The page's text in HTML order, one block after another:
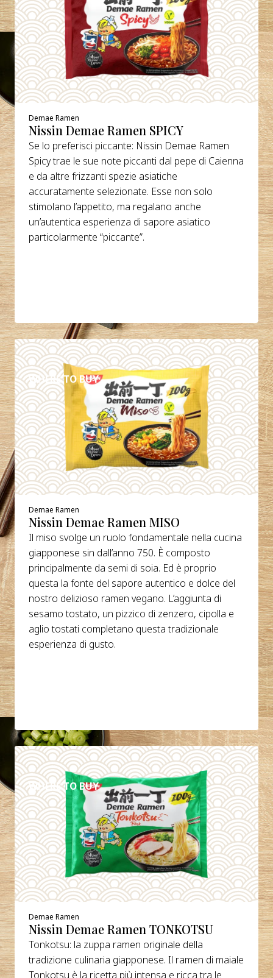
Demae Ramen
Nissin Demae Ramen SPICY
Se lo preferisci piccante: Nissin Demae Ramen
Spicy trae le sue note piccanti dal pepe di Caienna
e da altre frizzanti spezie asiatiche
accuratamente selezionate. Esse non solo
stimolano l’appetito, ma regalano anche
un’autentica esperienza di sapore asiatico
particolarmente “piccante”.
WHERE TO BUY
DETTAGLI
Demae Ramen
Nissin Demae Ramen MISO
Il miso svolge un ruolo fondamentale nella cucina
giapponese sin dall’anno 750. È composto
principalmente da semi di soia. Ed è proprio
questa la fonte del sapore autentico e dolce del
nostro delizioso ramen vegano. L’aggiunta di
sesamo tostato, un pizzico di zenzero, cipolla e
aglio tostati completano questa tradizionale
esperienza di gusto.
WHERE TO BUY
DETTAGLI
Demae Ramen
Nissin Demae Ramen TONKOTSU
Tonkotsu: la zuppa ramen originale della
tradizione culinaria giapponese. Il ramen di maiale
Tonkotsu è la ricetta più intensa e ricca tra le